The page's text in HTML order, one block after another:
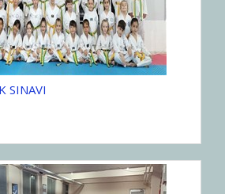
SINAVI